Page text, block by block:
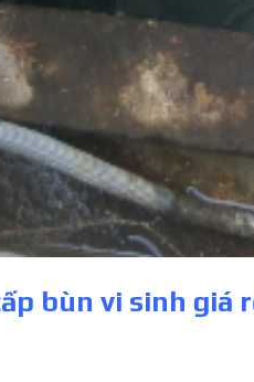
bùn vi sinh giá